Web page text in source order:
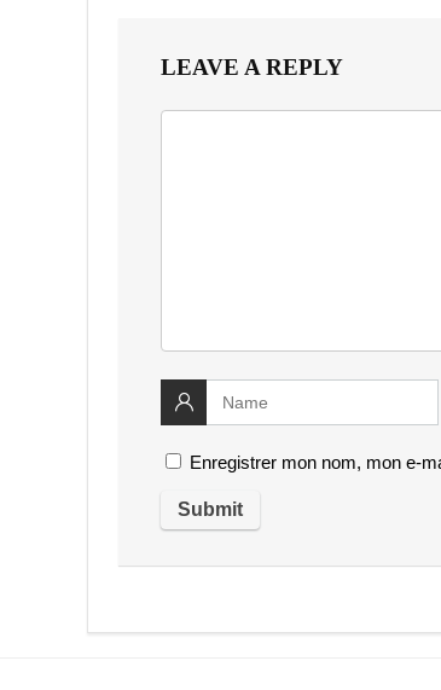
LEAVE A REPLY
Enregistrer mon nom, mon e-